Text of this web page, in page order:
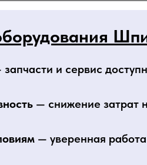
и сервис
— снижение затрат
— уверенная